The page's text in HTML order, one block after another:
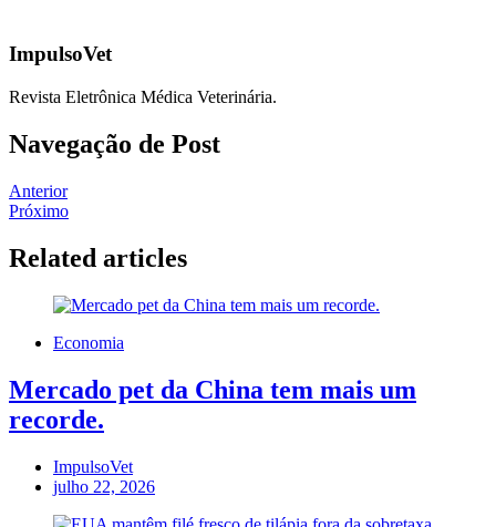
ImpulsoVet
Revista Eletrônica Médica Veterinária.
Navegação de Post
Anterior
Próximo
Related articles
Economia
Mercado pet da China tem mais um
recorde.
ImpulsoVet
julho 22, 2026